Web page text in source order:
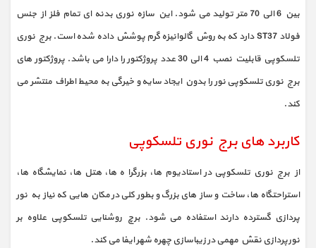
بین 6 الی 70 متر تولید می شود. این سازه نوری بدنه ای تمام فلز از جنس
فولاد ST37 دارد که به روش گالوانیزه گرم پوشش داده شده است. برج نوری
تلسکوپی قابلیت نصب 4 الی 30 عدد پروژکتور را دارا می باشد. پروژکتور های
برج نوری تلسکوپی نور را بدون ایجاد سایه و خیرگی به محیط اطراف منتشر می
کند.
کاربرد های برج نوری تلسکوپی
از برج نوری تلسکوپی در استادیوم ها، بزرگرا ه ها، هتل ها، نمایشگاه ها،
استراحتگاه ها، ساخت و ساز های بزرگ و بطور کلی در مکان هایی که نیاز به نور
پردازی گسترده دارند استفاده می شود. برچ روشنایی تلسکوپی علاوه بر
نورپردازی نقش مهمی در زیباسازی چهره شهر ایفا می کند.